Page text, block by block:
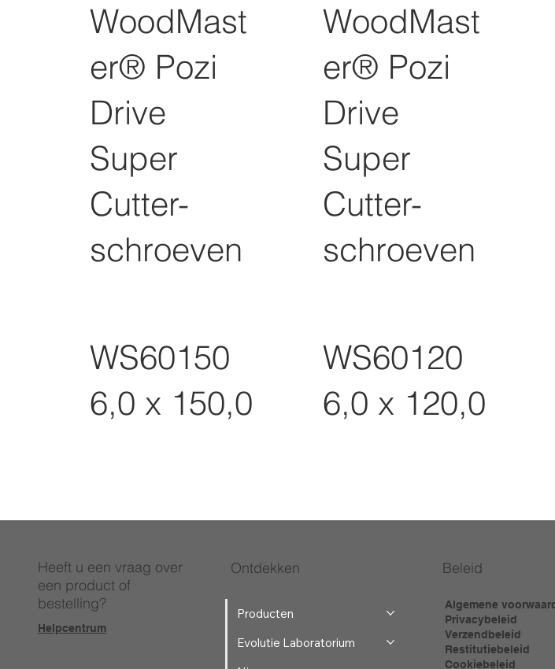
WoodMast
er® Pozi
Drive
Super
Cutter-
schroeven
WS60150
6,0 x 150,0
WoodMast
er® Pozi
Drive
Super
Cutter-
schroeven
WS60120
6,0 x 120,0
Heeft u een vraag over
een product of
bestelling?
Helpcentrum
Ontdekken
Producten
Evolutie Laboratorium
Beleid
Algemene
Privacybeleid
Verzendbeleid
Restitutiebeleid
Cookiebeleid